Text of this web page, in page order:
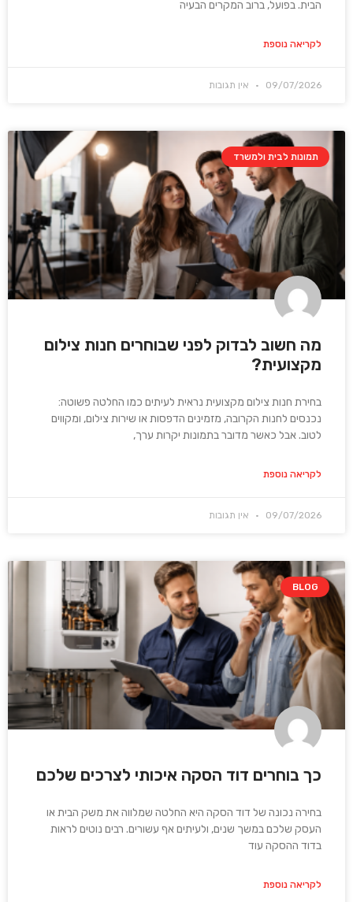
הבית. בפועל, ברוב המקרים הבעיה
לקריאה נוספת
09/07/2026 אין תגובות
תמונות לבית ולמשרד
מה חשוב לבדוק לפני שבוחרים חנות צילום
מקצועית?
בחירת חנות צילום מקצועית נראית לעיתים כמו החלטה פשוטה:
נכנסים לחנות הקרובה, מזמינים הדפסות או שירות צילום, ומקווים
לטוב. אבל כאשר מדובר בתמונות יקרות ערך,
לקריאה נוספת
09/07/2026 אין תגובות
BLOG
כך בוחרים דוד הסקה איכותי לצרכים שלכם
בחירה נכונה של דוד הסקה היא החלטה שמלווה את משק הבית או
העסק שלכם במשך שנים, ולעיתים אף עשורים. רבים נוטים לראות
בדוד ההסקה עוד
לקריאה נוספת